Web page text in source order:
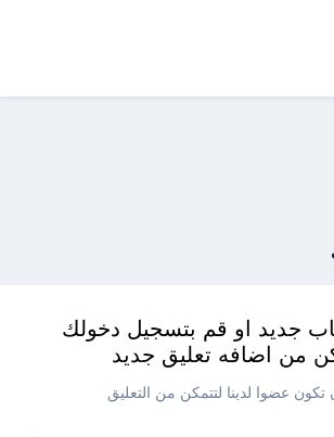
جديد او قم بتسجيل دخولك
من اضافه تعليق جديد
عضوا لدينا لتتمكن من التعليق